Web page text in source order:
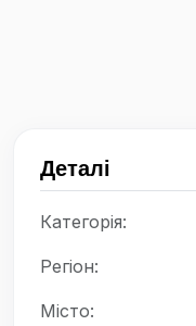
Деталі
Категорія:
Регіон:
Місто: